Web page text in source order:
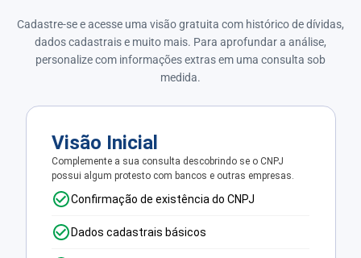
Cadastre-se e acesse uma visão gratuita com histórico de dívidas,
dados cadastrais e muito mais. Para aprofundar a análise,
personalize com informações extras em uma consulta sob
medida.
Visão Inicial
Complemente a sua consulta descobrindo se o CNPJ
possui algum protesto com bancos e outras empresas.
Confirmação de existência do CNPJ
Dados cadastrais básicos